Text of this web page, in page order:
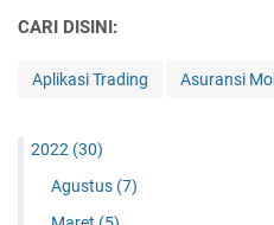
CARI DISINI:
Aplikasi Trading Asuransi
2022 (30)
Agustus (7)